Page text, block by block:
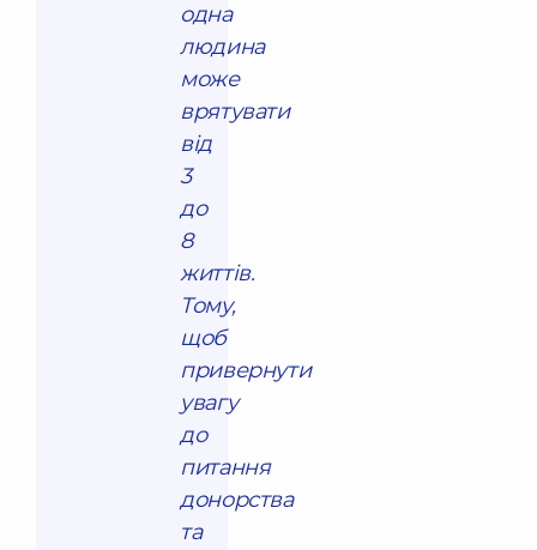
одна
людина
може
врятувати
від
3
до
8
життів.
Тому,
щоб
привернути
увагу
до
питання
донорства
та